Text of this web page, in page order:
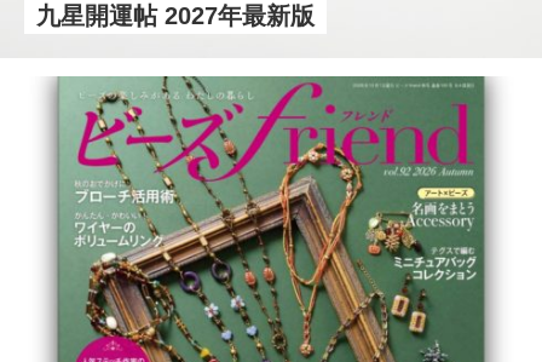
九星開運帖 2027年最新版